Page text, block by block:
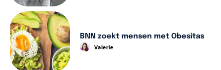
BNN zoekt mensen met Obesitas
Valerie